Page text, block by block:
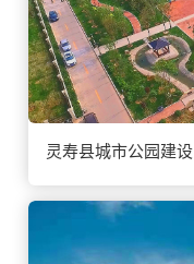
灵寿县城市公园建设